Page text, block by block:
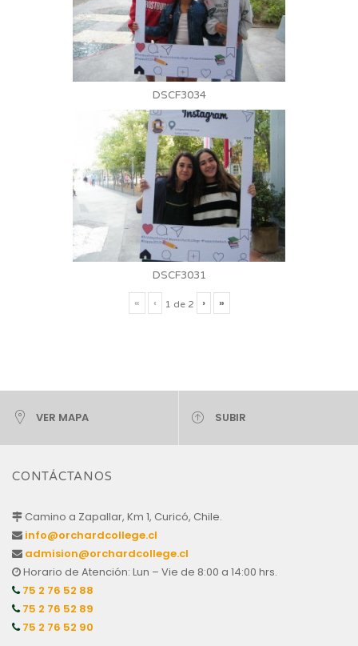
DSCF3034
DSCF3031
« ‹ 1 de 2 › »
VER MAPA SUBIR
CONTÁCTANOS
Camino a Zapallar, Km 1, Curicó, Chile.
info@orchardcollege.cl
admision@orchardcollege.cl
Horario de Atención: Lun – Vie de 8:00 a 14:00 hrs.
75 2 76 52 88
75 2 76 52 89
75 2 76 52 90